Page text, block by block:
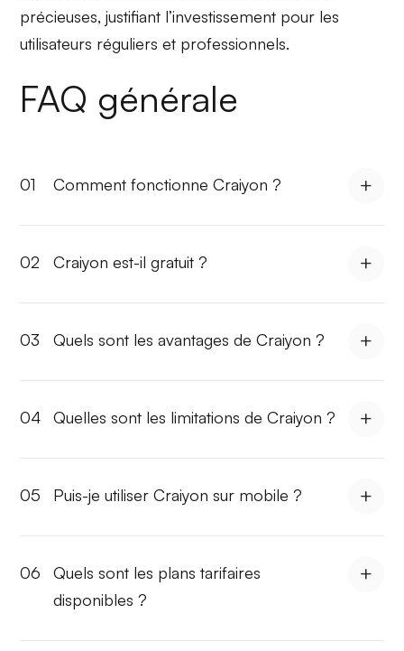
précieuses, justifiant l’investissement pour les
utilisateurs réguliers et professionnels.
FAQ générale
01 Comment fonctionne Craiyon ?
02 Craiyon est-il gratuit ?
03 Quels sont les avantages de Craiyon ?
04 Quelles sont les limitations de Craiyon ?
05 Puis-je utiliser Craiyon sur mobile ?
06
Quels sont les plans tarifaires
disponibles ?